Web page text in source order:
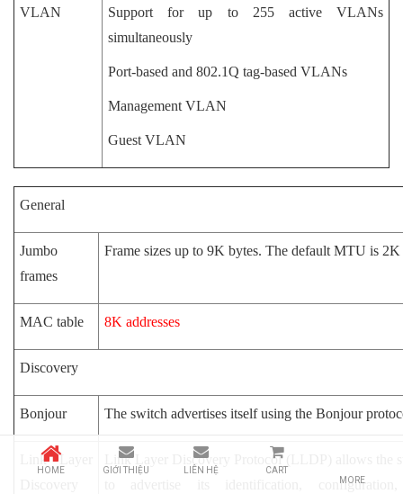
VLAN
Support for up to 255 active VLANs
simultaneously
Port-based and 802.1Q tag-based VLANs
Management VLAN
Guest VLAN
General
Jumbo
frames
Frame sizes up to 9K bytes. The default MTU is 2K
MAC table 8K addresses
Discovery
Bonjour The switch advertises itself using the Bonjour
Link Layer
Link Layer Discovery Protocol (LLDP) allows the
to advertise its identification,
HOME GIỚI THIỆU LIÊN HỆ
CART
MORE